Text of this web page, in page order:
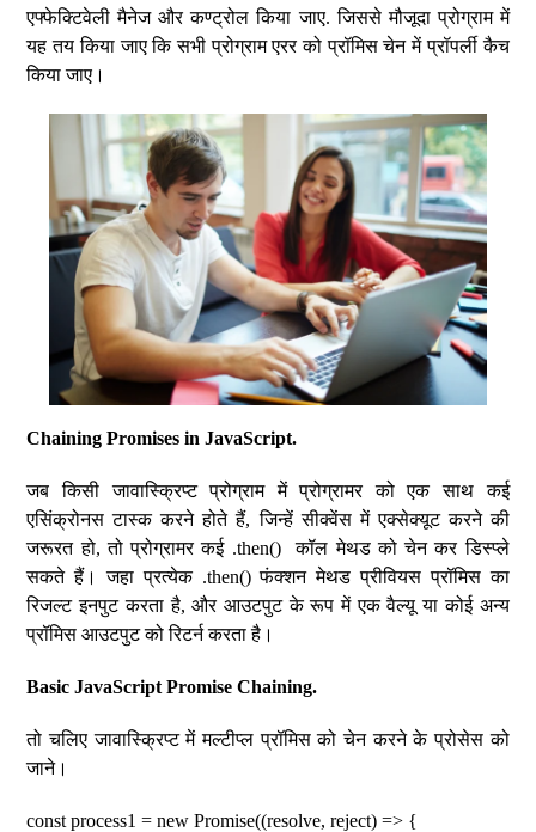
एफ्फेक्टिवेली मैनेज और कण्ट्रोल किया जाए. जिससे मौजूदा प्रोग्राम में
यह तय किया जाए कि सभी प्रोग्राम एरर को प्रॉमिस चेन में प्रॉपर्ली कैच
किया जाए।
Chaining Promises in JavaScript.
जब किसी जावास्क्रिप्ट प्रोग्राम में प्रोग्रामर को एक साथ कई
एसिंक्रोनस टास्क करने होते हैं, जिन्हें सीक्वेंस में एक्सेक्यूट करने की
जरूरत हो, तो प्रोग्रामर कई .then() कॉल मेथड को चेन कर डिस्प्ले
सकते हैं। जहा प्रत्येक .then() फंक्शन मेथड प्रीवियस प्रॉमिस का
रिजल्ट इनपुट करता है, और आउटपुट के रूप में एक वैल्यू या कोई अन्य
प्रॉमिस आउटपुट को रिटर्न करता है।
Basic JavaScript Promise Chaining.
तो चलिए जावास्क्रिप्ट में मल्टीप्ल प्रॉमिस को चेन करने के प्रोसेस को
जाने।
const process1 = new Promise((resolve, reject) => {